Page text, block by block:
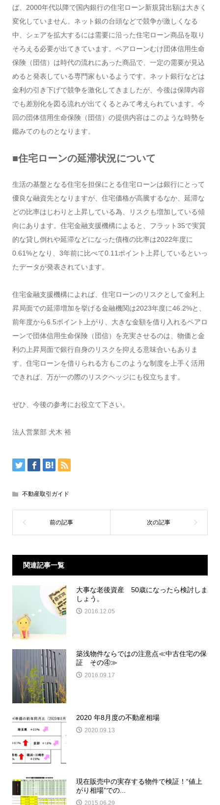
ば、2000年代以降で国内銀行の住宅ローン新規貸出額は大きく
変化していません。ネット銀の台頭などで競争が激しくなる
中、シェアを拡大するには需要に沿った住宅ローン商品を取り
そろえる必要が出てきています。ペアローンむけ団体信用生命
保険（団信）は時代の流れにあった商品で、一定の需要が見込
めると発表している専門家もいるようです。ネット銀行などは
金利の引き下げで競争を激化してきましたが、今後は保障内容
でも差別化を図る流れが出てくるとみて考えられています。今
回の団体信用生命保険（団信）の提供内容はこのような時勢を
鑑みてのものとなります。
■住宅ローンの延滞状況について
生活の基盤となる住宅を担保にとる住宅ローンは銀行にとって
優良な融資先となりますが、住宅価格が高騰するなか、延滞な
どの比率はじわりと上昇している為、リスクも増加している傾
向にあります。住宅金融支援機構によると、フラット35で実質
的な貸し倒れや延滞などになった債権の比率は2022年度に
0.61%となり、3年前に比べて0.11ポイント上昇しているといっ
たデータが発表されています。
住宅金融支援機構によれば、住宅ローンのリスクとして金利上
昇局面での延滞増加を挙げる金融機関は2023年度に46.2%と、
前年度から6.5ポイント上がり、大きな金額を借り入れるペアロ
ーンで団体信用生命保険（団信）を充実させるのは、物価と金
利の上昇局面で銀行自身のリスクを抑える意味合いもありま
す。住宅ローンを借りられる方もこのような制度を上手く活用
できれば、万が一の際のリスクヘッジにも役立ちます。
ぜひ、今後の参考にお役立て下さい。
法人営業部 犬木 裕
不動産取引ガイド
関連記事一覧
大事な老後資産 50歳になったら検討しま
しょう。
2016.12.05
築浅物件ならではの注意点≪中古住宅の保
証 その④≫
2016.09.17
2020 年8月度の不動産相場
2020.09.13
現在販売中の実存する物件で検証！“値上
がり相場”での...
2015.06.29